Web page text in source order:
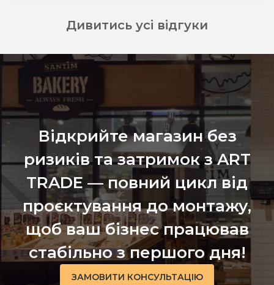
Дивитись усі відгуки
Відкрийте магазин без
ризиків та затримок з ART
TRADE — повний цикл від
проєктування до монтажу,
щоб ваш бізнес працював
стабільно з першого дня!
ЗАМОВИТИ КОНСУЛЬТАЦІЮ